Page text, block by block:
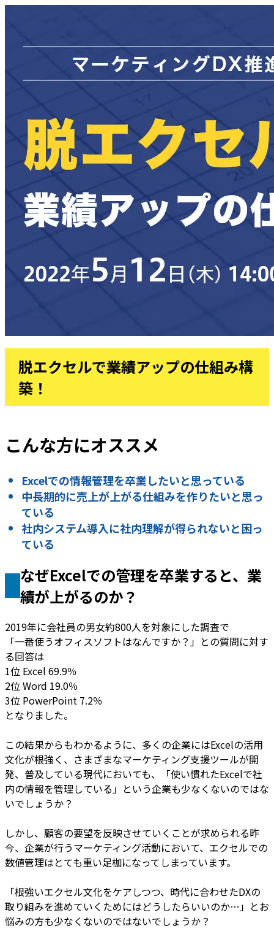
脱エクセルで業績アップの仕組み構
築！
こんな方にオススメ
Excelでの情報管理を卒業したいと思っている
中長期的に売上が上がる仕組みを作りたいと思っ
ている
社内システム導入に社内理解が得られないと困っ
ている
なぜExcelでの管理を卒業すると、業
績が上がるのか？
2019年に会社員の男女約800人を対象にした調査で
「一番使うオフィスソフトはなんですか？」との質問に対す
る回答は
1位 Excel 69.9％
2位 Word 19.0％
3位 PowerPoint 7.2％
となりました。
この結果からもわかるように、多くの企業にはExcelの活用
文化が根強く、さまざまなマーケティング支援ツールが開
発、普及している現代においても、「使い慣れたExcelで社
内の情報を管理している」という企業も少なくないのではな
いでしょうか？
しかし、顧客の要望を反映させていくことが求められる昨
今、企業が行うマーケティング活動において、エクセルでの
数値管理はとても重い足枷になってしまっています。
「根強いエクセル文化をケアしつつ、時代に合わせたDXの
取り組みを進めていくためにはどうしたらいいのか…」とお
悩みの方も少なくないのではないでしょうか？